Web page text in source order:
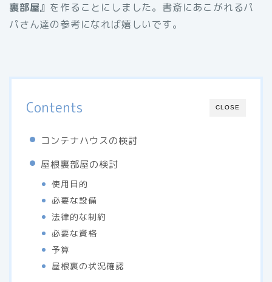
裏部屋』 を作ることにしました。書斎にあこがれるパ
パさん達の参考になれば嬉しいです。
CLOSE
Contents
コンテナハウスの検討
屋根裏部屋の検討
使用目的
必要な設備
法律的な制約
必要な資格
予算
屋根裏の状況確認